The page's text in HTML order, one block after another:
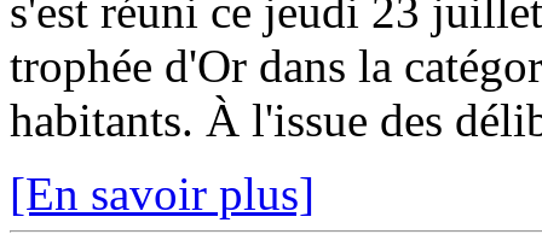
s'est réuni ce jeudi 23
trophée d'Or dans la
habitants. À l'issue des
[En savoir plus]